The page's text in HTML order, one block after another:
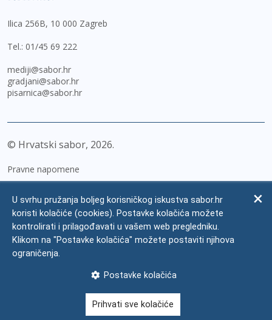
Ilica 256B, 10 000 Zagreb
Tel.: 01/45 69 222
mediji@sabor.hr
gradjani@sabor.hr
pisarnica@sabor.hr
© Hrvatski sabor, 2026
Pravne napomene
Zaštita osobnih podataka
Impressum
Česta pitanja
U svrhu pružanja boljeg korisničkog iskustva sabor.hr
koristi kolačiće (cookies). Postavke kolačića možete
kontrolirati i prilagođavati u vašem web pregledniku.
Klikom na "Postavke kolačića" možete postaviti njihova
ograničenja.
Postavke kolačića
Prihvati sve kolačiće